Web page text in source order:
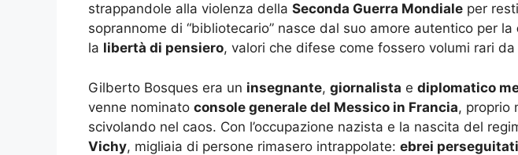
strappandole alla violenza della Seconda Guerra Mondiale per
soprannome di “bibliotecario” nasce dal suo amore autentico per la
la libertà di pensiero, valori che difese come fossero volumi rari
Gilberto Bosques era un insegnante, giornalista e diplomatico
venne nominato console generale del Messico in Francia, proprio
scivolando nel caos. Con l’occupazione nazista e la nascita del
Vichy, migliaia di persone rimasero intrappolate: ebrei perseguitati